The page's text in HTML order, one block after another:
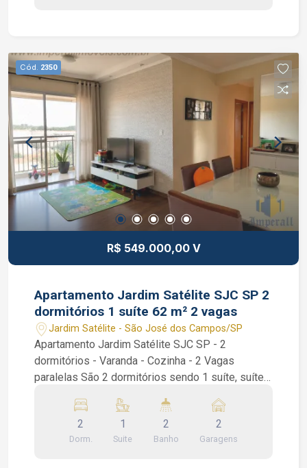
Interessados falar com o corretor de imóvel
Caique Lopes de CRECI 264.991 F (12) 99189-
7273 WhatsApp e Claro.
Cód. 2350
R$ 549.000,00 V
Apartamento Jardim Satélite SJC SP 2
dormitórios 1 suíte 62 m² 2 vagas
Jardim Satélite - São José dos Campos/SP
Apartamento Jardim Satélite SJC SP - 2
dormitórios - Varanda - Cozinha - 2 Vagas
paralelas São 2 dormitórios sendo 1 suíte, suíte
varanda, cozinha com armários planejados e área
de serviços. Condomínio com portaria 24 horas,
piscina, playground, salão de festas, academia e
2
Dorm.
1
Suite
2
Banho
2
Garagens